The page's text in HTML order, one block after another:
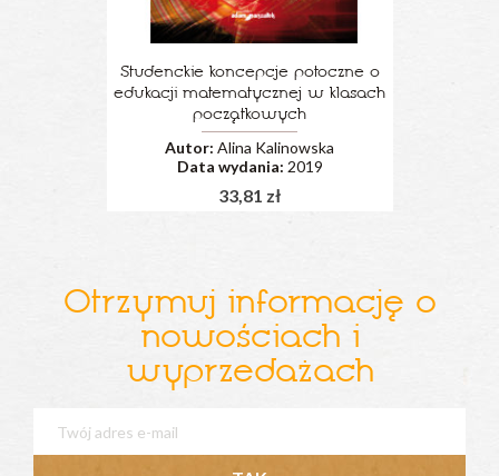
Studenckie koncepcje potoczne o
edukacji matematycznej w klasach
początkowych
Autor: Alina Kalinowska
Data wydania: 2019
33,81 zł
Otrzymuj informację o
nowościach i
wyprzedażach